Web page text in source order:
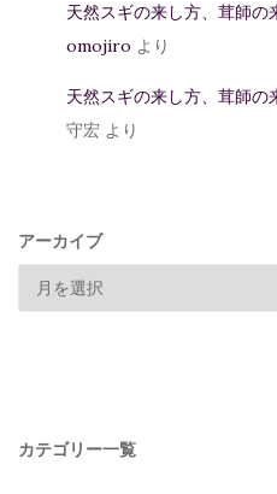
天然スギの来し方、茸師の
omojiro より
天然スギの来し方、茸師の
守宏 より
アーカイブ
カテゴリー一覧